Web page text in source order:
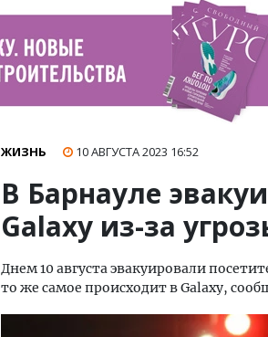
ЖИЗНЬ 10 АВГУСТА 2023 16:52
В Барнауле
Galaxy из-за
Днем 10 августа эвакуировали
то же самое происходит в Galaxy,